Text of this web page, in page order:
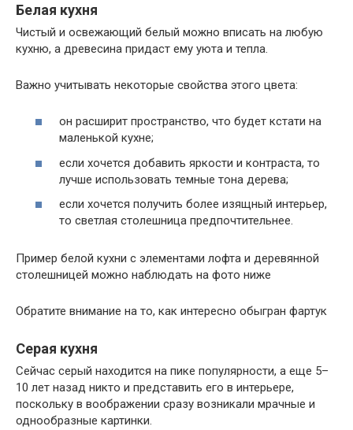
Белая кухня
Чистый и освежающий белый можно вписать на любую
кухню, а древесина придаст ему уюта и тепла.
Важно учитывать некоторые свойства этого цвета:
он расширит пространство, что будет кстати на
маленькой кухне;
если хочется добавить яркости и контраста, то
лучше использовать темные тона дерева;
если хочется получить более изящный интерьер,
то светлая столешница предпочтительнее.
Пример белой кухни с элементами лофта и деревянной
столешницей можно наблюдать на фото ниже
Обратите внимание на то, как интересно обыгран фартук
Серая кухня
Сейчас серый находится на пике популярности, а еще 5–
10 лет назад никто и представить его в интерьере,
поскольку в воображении сразу возникали мрачные и
однообразные картинки.